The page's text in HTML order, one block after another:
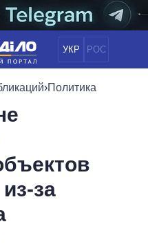
УКР РОС
ПОЛИТИКА
ОБЩЕСТВО
›Политика
за